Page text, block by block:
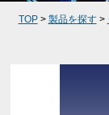
TOP> 製品を探す>